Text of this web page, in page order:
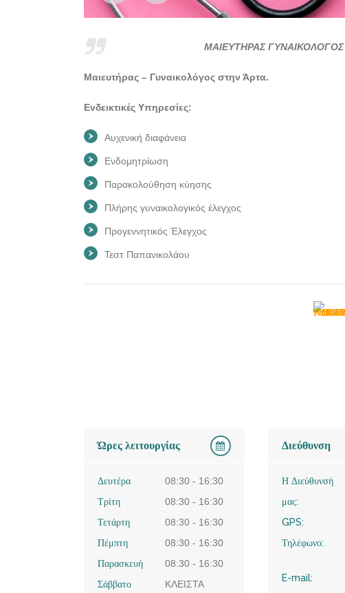
ΜΑΙΕΥΤΗΡΑΣ
Μαιευτήρας – Γυναικολόγος στην Άρτα.
Ενδεικτικές Υπηρεσίες:
Αυχενική διαφάνεια
Ενδομητρίωση
Παρακολούθηση κύησης
Πλήρης γυναικολογικός έλεγχος
Προγεννητικός Έλεγχος
Τεστ Παπανικολάου
Ώρες λειτουργίας
Δευτέρα
08:30 - 16:30
Τρίτη
08:30 - 16:30
Τετάρτη
08:30 - 16:30
Πέμπτη
08:30 - 16:30
Παρασκευή
08:30 - 16:30
Σάββατο
ΚΛΕΙΣΤΑ
Διεύθυνση
Η Διεύθυνσή
μας:
GPS:
Τηλέφωνο:
E-mail: